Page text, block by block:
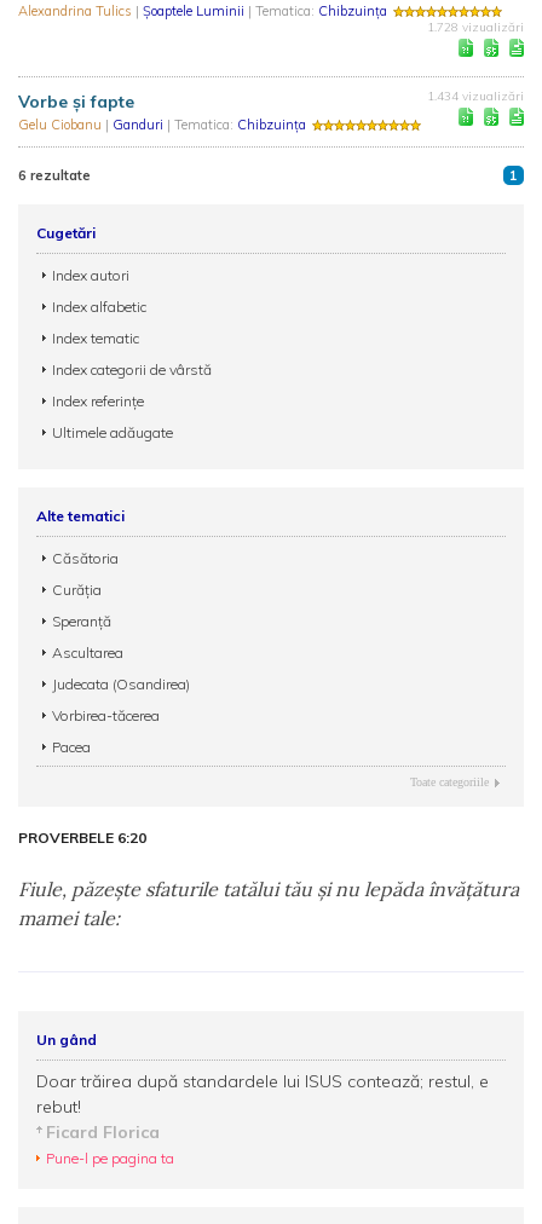
Alexandrina Tulics | Şoaptele Luminii | Tematica: Chibzuința
1.728 vizualizări
Vorbe și fapte
Gelu Ciobanu | Ganduri | Tematica: Chibzuința
1.434 vizualizări
6 rezultate 1
Cugetări
Index autori
Index alfabetic
Index tematic
Index categorii de vârstă
Index referințe
Ultimele adăugate
Alte tematici
Căsătoria
Curăția
Speranță
Ascultarea
Judecata (Osandirea)
Vorbirea-tăcerea
Pacea
Toate categoriile
PROVERBELE 6:20
Fiule, păzeşte sfaturile tatălui tău şi nu lepăda învăţătura
mamei tale:
Un gând
Doar trăirea după standardele lui ISUS contează; restul, e
rebut!
Ficard Florica
Pune-l pe pagina ta